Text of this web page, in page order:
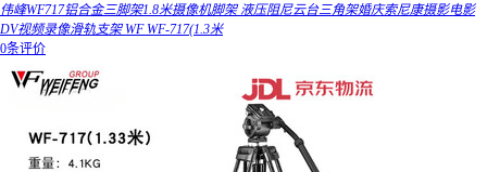
伟峰WF717铝合金三脚架1.8米摄像机脚架 液压阻尼云台三角架婚庆索尼康摄影电影
DV视频录像滑轨支架 WF WF-717(1.3米
0条评价